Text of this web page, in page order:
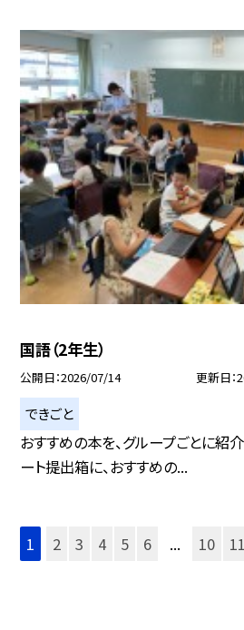
国語（2年生）
公開日 2026/07/14 更新日
できごと
おすすめの本を、グループごとに紹
ート提出箱に、おすすめの...
1 2 3 4 5 6 ... 10 11